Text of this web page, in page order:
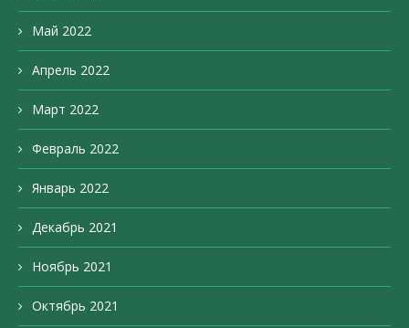
Май 2022
Апрель 2022
Март 2022
Февраль 2022
Январь 2022
Декабрь 2021
Ноябрь 2021
Октябрь 2021